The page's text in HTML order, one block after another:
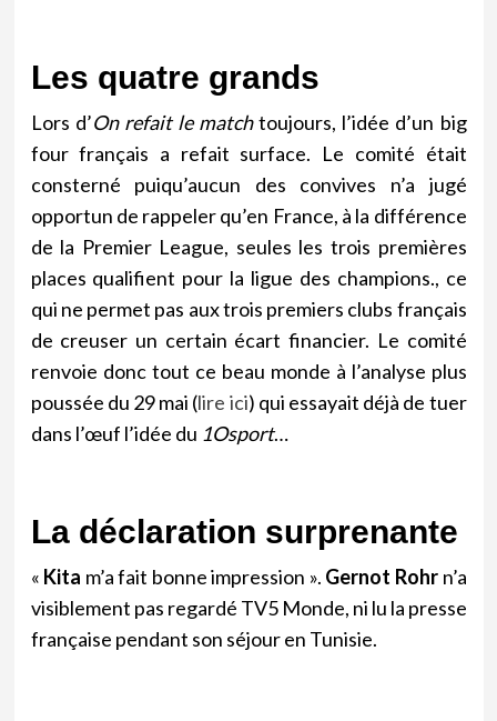
Les quatre grands
Lors d’On refait le matchtoujours, l’idée d’un big
four français a refait surface. Le comité était
consterné puiqu’aucun des convives n’a jugé
opportun de rappeler qu’en France, à la différence
de la Premier League, seules les trois premières
places qualifient pour la ligue des champions., ce
qui ne permet pas aux trois premiers clubs français
de creuser un certain écart financier. Le comité
renvoie donc tout ce beau monde à l’analyse plus
poussée du 29 mai (lire ici) qui essayait déjà de tuer
dans l’œuf l’idée du 1Osport…
La déclaration surprenante
« Kita m’a fait bonne impression ». Gernot Rohr n’a
visiblement pas regardé TV5 Monde, ni lu la presse
française pendant son séjour en Tunisie.